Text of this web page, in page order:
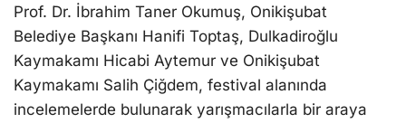
Prof. Dr. İbrahim Taner Okumuş, Onikişubat
Belediye Başkanı Hanifi Toptaş, Dulkadiroğlu
Kaymakamı Hicabi Aytemur ve Onikişubat
Kaymakamı Salih Çiğdem, festival alanında
incelemelerde bulunarak yarışmacılarla bir araya